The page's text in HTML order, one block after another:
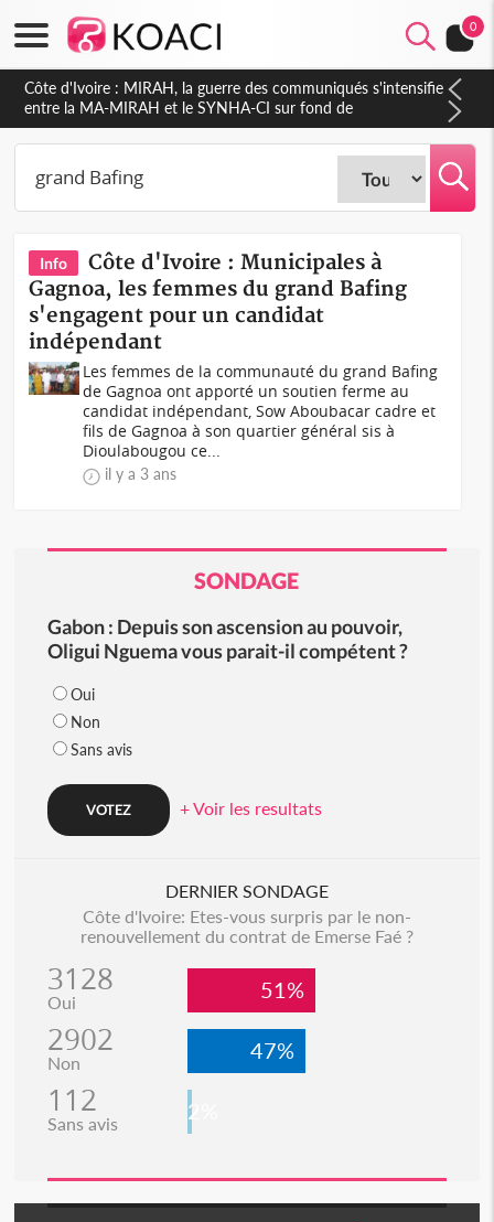
0
Côte d'Ivoire : MIRAH, la guerre des communiqués s'intensifie
entre la MA-MIRAH et le SYNHA-CI sur fond de
gouvernance et le projet de précompte sur les salaires des
agents
Info
Côte d'Ivoire : Municipales à
Gagnoa, les femmes du grand Bafing
s'engagent pour un candidat
indépendant
Les femmes de la communauté du grand Bafing
de Gagnoa ont apporté un soutien ferme au
candidat indépendant, Sow Aboubacar cadre et
fils de Gagnoa à son quartier général sis à
Dioulabougou ce...
il y a 3 ans
SONDAGE
Gabon : Depuis son ascension au pouvoir,
Oligui Nguema vous parait-il compétent ?
Oui
Non
Sans avis
+ Voir les resultats
DERNIER SONDAGE
Côte d'Ivoire: Etes-vous surpris par le non-
renouvellement du contrat de Emerse Faé ?
3128
Oui 51%
2902
Non 47%
112
Sans avis 2%